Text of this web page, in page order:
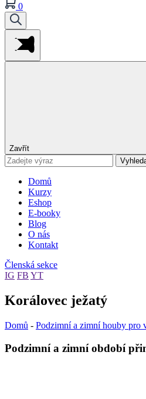
0
Zavřít
Domů
Kurzy
Eshop
E-booky
Blog
O nás
Kontakt
Členská sekce
IG FB YT
Korálovec ježatý
Domů - Podzimní a zimní houby pro
Podzimní a zimní období